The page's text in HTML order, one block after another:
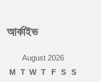
আর্কাইভ
August 2026
M T W T F S
S